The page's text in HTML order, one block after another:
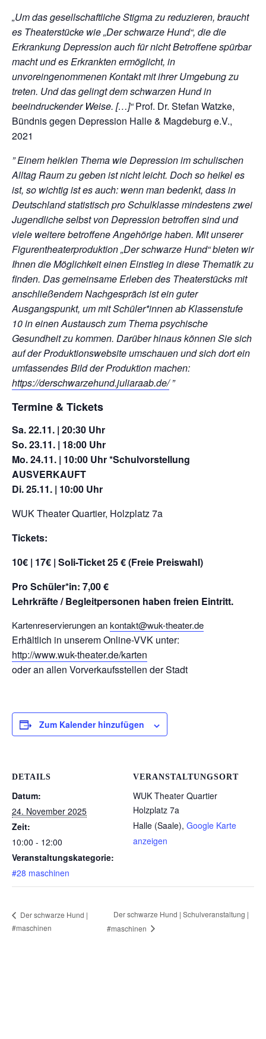
„Um das gesellschaftliche Stigma zu reduzieren, braucht
es Theaterstücke wie „Der schwarze Hund“, die die
Erkrankung Depression auch für nicht Betroffene spürbar
macht und es Erkrankten ermöglicht, in
unvoreingenommenen Kontakt mit ihrer Umgebung zu
treten. Und das gelingt dem schwarzen Hund in
beeindruckender Weise. […]“Prof. Dr. Stefan Watzke,
Bündnis gegen Depression Halle & Magdeburg e.V.,
2021
” Einem heiklen Thema wie Depression im schulischen
Alltag Raum zu geben ist nicht leicht. Doch so heikel es
ist, so wichtig ist es auch: wenn man bedenkt, dass in
Deutschland statistisch pro Schulklasse mindestens zwei
Jugendliche selbst von Depression betroffen sind und
viele weitere betroffene Angehörige haben. Mit unserer
Figurentheaterproduktion „Der schwarze Hund“ bieten wir
Ihnen die Möglichkeit einen Einstieg in diese Thematik zu
finden. Das gemeinsame Erleben des Theaterstücks mit
anschließendem Nachgespräch ist ein guter
Ausgangspunkt, um mit Schüler*innen ab Klassenstufe
10 in einen Austausch zum Thema psychische
Gesundheit zu kommen. Darüber hinaus können Sie sich
auf der Produktionswebsite umschauen und sich dort ein
umfassendes Bild der Produktion machen:
https://derschwarzehund.juliaraab.de/”
Termine & Tickets
Sa. 22.11. | 20:30 Uhr
So. 23.11. | 18:00 Uhr
Mo. 24.11. | 10:00 Uhr *Schulvorstellung
AUSVERKAUFT
Di. 25.11. | 10:00 Uhr
WUK Theater Quartier, Holzplatz 7a
Tickets:
10€ | 17€ | Soli-Ticket 25 € (Freie Preiswahl)
Pro Schüler*in: 7,00 €
Lehrkräfte / Begleitpersonen haben freien Eintritt.
Kartenreservierungen ankontakt@wuk-theater.de
Erhältlich in unserem Online-VVK unter:
http://www.wuk-theater.de/karten
oder an allen Vorverkaufsstellen der Stadt
Zum Kalender hinzufügen
DETAILS
Datum:
24. November 2025
Zeit:
10:00 - 12:00
Veranstaltungskategorie:
#28 maschinen
VERANSTALTUNGSORT
WUK Theater Quartier
Holzplatz 7a
Halle (Saale), Google Karte
anzeigen
Der schwarze Hund |
#maschinen
Der schwarze Hund | Schulveranstaltung |
#maschinen